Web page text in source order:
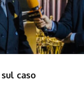
caso